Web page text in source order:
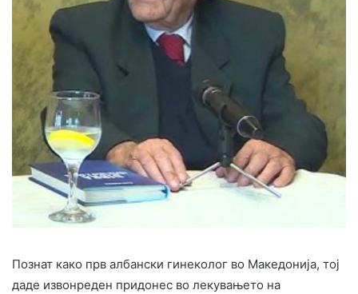
Познат како прв албански гинеколог во Македонија, тој
даде извонреден придонес во лекувањето на